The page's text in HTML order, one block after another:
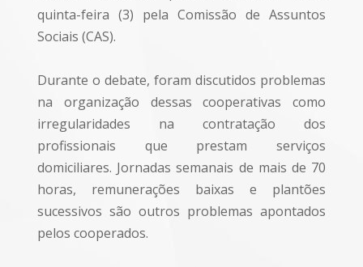
quinta-feira (3) pela Comissão de Assuntos
Sociais (CAS).
Durante o debate, foram discutidos problemas
na organização dessas cooperativas como
irregularidades na contratação dos
profissionais que prestam serviços
domiciliares. Jornadas semanais de mais de 70
horas, remunerações baixas e plantões
sucessivos são outros problemas apontados
pelos cooperados.